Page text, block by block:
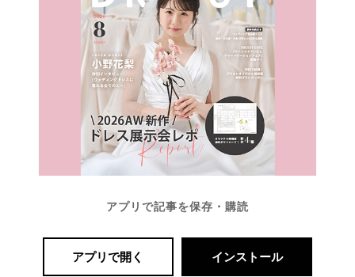
アプリで記事を保存・購読
アプリで開く インストール